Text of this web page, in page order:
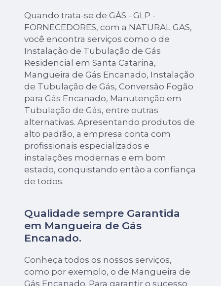
Quando trata-se de GÁS - GLP -
FORNECEDORES, com a NATURAL GAS,
você encontra serviços como o de
Instalação de Tubulação de Gás
Residencial em Santa Catarina,
Mangueira de Gás Encanado, Instalação
de Tubulação de Gás, Conversão Fogão
para Gás Encanado, Manutenção em
Tubulação de Gás, entre outras
alternativas. Apresentando produtos de
alto padrão, a empresa conta com
profissionais especializados e
instalações modernas e em bom
estado, conquistando então a confiança
de todos.
Qualidade sempre Garantida
em Mangueira de Gás
Encanado.
Conheça todos os nossos serviços,
como por exemplo, o de Mangueira de
Gás Encanado. Para garantir o sucesso